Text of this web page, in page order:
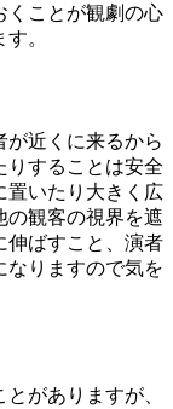
くことが観劇の心
。
が近くに来るから
りすることは安全
置いたり大きく広
の観客の視界を遮
伸ばすこと、演者
なりますので気を
がありますが、